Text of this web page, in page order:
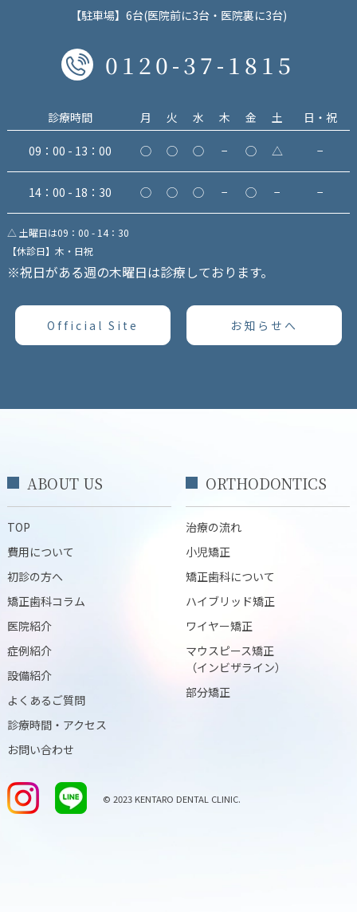
【駐車場】6台(医院前に3台・医院裏に3台)
0120-37-1815
診療時間 月 火 水 木 金 土 日・祝
09：00 - 13：00 ◯ ◯ ◯ − ◯ △ −
14：00 - 18：30 ◯ ◯ ◯ − ◯ − −
△ 土曜日は09：00 - 14：30
【休診日】木・日祝
※祝日がある週の木曜日は診療しております。
Official Site お知らせへ
ABOUT US
TOP
費用について
初診の方へ
矯正歯科コラム
医院紹介
症例紹介
設備紹介
よくあるご質問
診療時間・アクセス
お問い合わせ
ORTHODONTICS
治療の流れ
小児矯正
矯正歯科について
ハイブリッド矯正
ワイヤー矯正
マウスピース矯正
（インビザライン）
部分矯正
© 2023 KENTARO DENTAL CLINIC.